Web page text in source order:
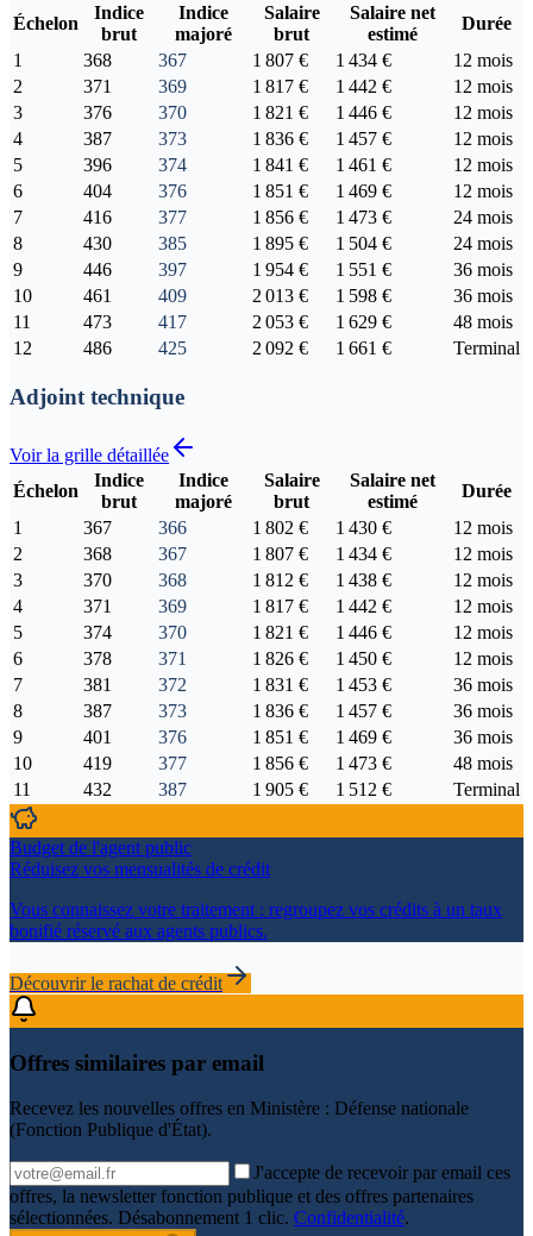
Échelon
Indice
brut
Indice
majoré
Salaire
brut
Salaire net
estimé
Durée
1
368 367 1 807 € 1 434 €
12 mois
2
371 369 1 817 € 1 442 €
12 mois
3
376 370 1 821 € 1 446 €
12 mois
4
387 373 1 836 € 1 457 €
12 mois
5
396 374 1 841 € 1 461 €
12 mois
6
404 376 1 851 € 1 469 €
12 mois
7
416 377 1 856 € 1 473 €
24 mois
8
430 385 1 895 € 1 504 €
24 mois
9
446 397 1 954 € 1 551 €
36 mois
10
461 409 2 013 € 1 598 €
36 mois
11
473 417 2 053 € 1 629 €
48 mois
12
486 425 2 092 € 1 661 € Terminal
Adjoint technique
Voir la grille détaillée
Échelon
Indice
brut
Indice
majoré
Salaire
brut
Salaire net
estimé
Durée
1
367 366 1 802 € 1 430 €
12 mois
2
368 367 1 807 € 1 434 €
12 mois
3
370 368 1 812 € 1 438 €
12 mois
4
371 369 1 817 € 1 442 €
12 mois
5
374 370 1 821 € 1 446 €
12 mois
6
378 371 1 826 € 1 450 €
12 mois
7
381 372 1 831 € 1 453 €
36 mois
8
387 373 1 836 € 1 457 €
36 mois
9
401 376 1 851 € 1 469 €
36 mois
10
419 377 1 856 € 1 473 €
48 mois
11
432 387 1 905 € 1 512 € Terminal
Budget de l'agent public
Réduisez vos mensualités de crédit
Vous connaissez votre traitement : regroupez vos crédits à un taux
bonifié réservé aux agents publics.
Découvrir le rachat de crédit
Offres similaires par email
Recevez les nouvelles offres en Ministère : Défense nationale
(Fonction Publique d'État).
J'accepte de recevoir par email ces
offres, la newsletter fonction publique et des offres partenaires
sélectionnées. Désabonnement 1 clic. Confidentialité.